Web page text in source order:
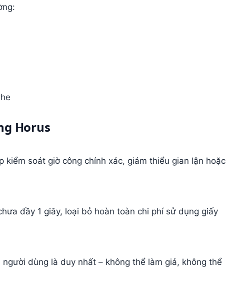
Horus
soát giờ công chính xác, giảm thiểu gian lận hoặc
đầy 1 giây, loại bỏ hoàn toàn chi phí sử dụng giấy
dùng là duy nhất – không thể làm giả, không thể